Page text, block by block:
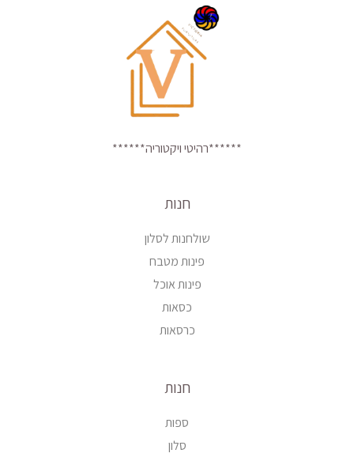
******רהיטי ויקטוריה******
חנות
שולחנות לסלון
פינות מטבח
פינות אוכל
כסאות
כרסאות
חנות
ספות
סלון